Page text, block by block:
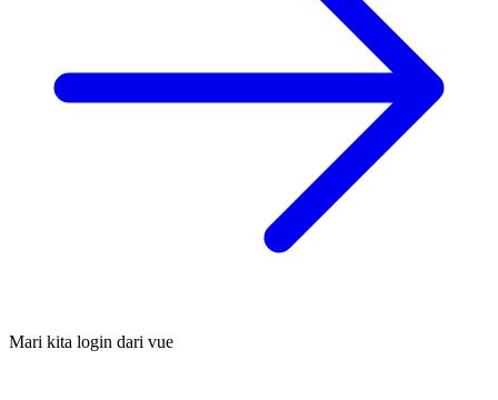
Mari kita login dari vue